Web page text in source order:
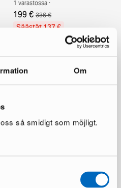
Om
så smidigt som möjligt.
1 varastossa ·
199 € 336 €
Säästät 137 €